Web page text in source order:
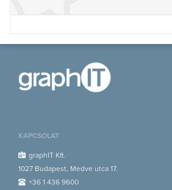
KAPCSOLAT
graphIT Kft.
1027 Budapest, Medve utca 17.
+36 1 436 9600